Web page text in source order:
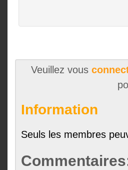
Veuillez vous
Information
Seuls les membres